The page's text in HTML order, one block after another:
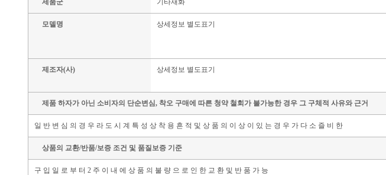
제품군 기타재화
모델명 상세정보 별도표기
제조자(사) 상세정보 별도표기
제품 하자가 아닌 소비자의 단순변심, 착오 구매에 따른 청약 철회가 불가능한 경우 그 구체적 사유와 근거
일 반 변 심 의 경 우 라 도 시 계 특 성 상 착 용 흔 적 및 상 품 의 이 상 이 있 는 경 우 가 다 소 즐 비 한
상품의 교환/반품/보증 조건 및 품질보증 기준
구 입 일 로 부 터 2 주 이 내 에 상 품 의 불 량 으 로 인 한 교 환 및 반 품 가 능